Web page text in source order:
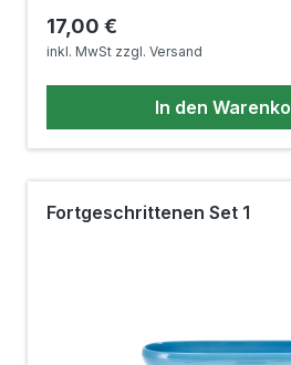
Ikebanist*innen ist es eins der
Bücher wie Kadensho (Das Buch
mit Pflanzen kreativ beschäftigt
interessant und lehrreich sein.50
Verfahren von Sogetsu für
Selbstlernen, insgesamt 116
Regulärer Preis:
17,00 €
inkl. MwSt zzgl. Versand
In den
Fortgeschrittenen Set 1